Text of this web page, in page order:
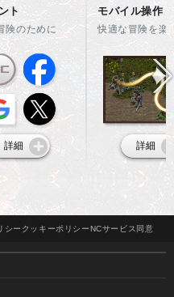
ト
険のために
詳細
モバイル操作
快適な冒険を楽
詳細
シー クッキーポリシーNCサービス 同意